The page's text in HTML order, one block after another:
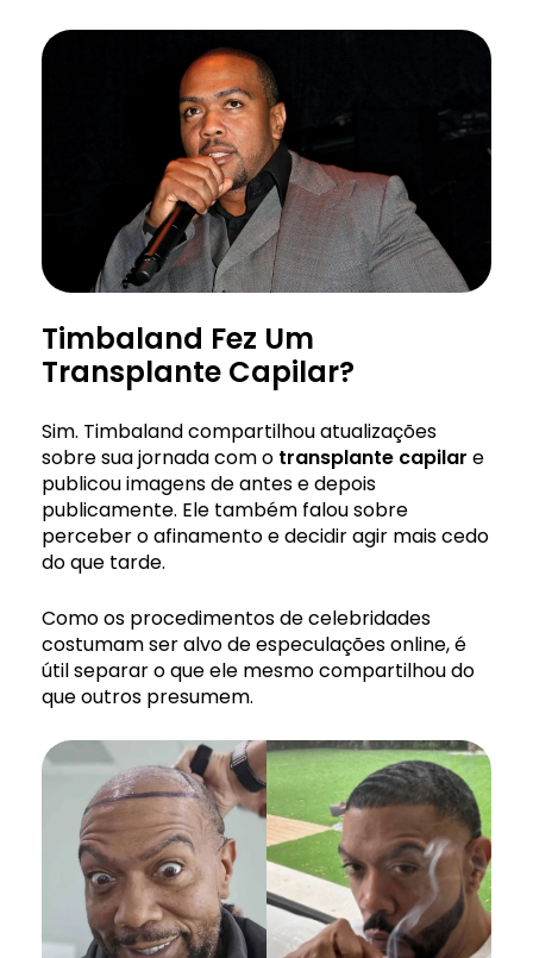
Timbaland Fez Um
Transplante Capilar?
Sim. Timbaland compartilhou atualizações
sobre sua jornada com o transplante capilar e
publicou imagens de antes e depois
publicamente. Ele também falou sobre
perceber o afinamento e decidir agir mais cedo
do que tarde.
Como os procedimentos de celebridades
costumam ser alvo de especulações online, é
útil separar o que ele mesmo compartilhou do
que outros presumem.